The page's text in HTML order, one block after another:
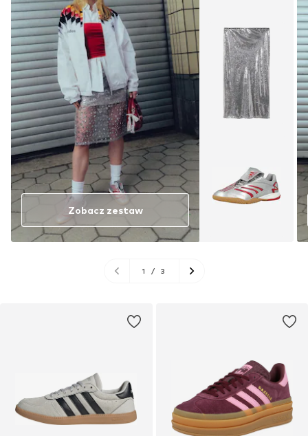
Zobacz zestaw
1 / 3